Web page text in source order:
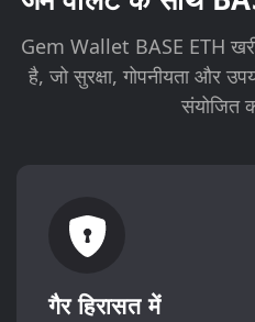
Gem Wallet BASE ETH
है, जो सुरक्षा, गोपनीयता और
संयोजित
गैर हिरासत में